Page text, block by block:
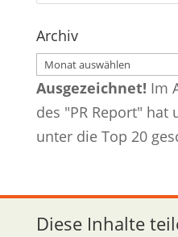
Archiv
Archiv
Ausgezeichnet! Im
des "PR Report" hat
unter die Top 20
Diese Inhalte